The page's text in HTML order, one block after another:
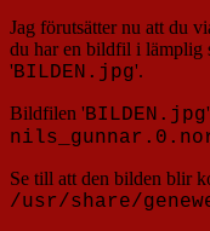
Jag förutsätter nu att du
du har en bildfil i lämplig
'BILDEN.jpg'.
Bildfilen 'BILDEN.jpg
Se till att den bilden blir
/usr/share/